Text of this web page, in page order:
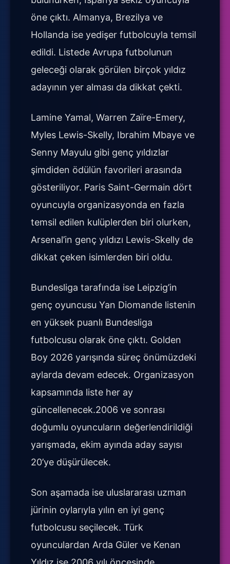
öne çıktı. Almanya, Brezilya ve
Hollanda ise yedişer futbolcuyla temsil
edildi. Listede Avrupa futbolunun
geleceği olarak görülen birçok yıldız
adayının yer alması da dikkat çekti.
Lamine Yamal, Warren Zaïre-Emery,
Myles Lewis-Skelly, Ibrahim Mbaye ve
Senny Mayulu gibi genç yıldızlar
şimdiden ödülün favorileri arasında
gösteriliyor. Paris Saint-Germain dört
oyuncuyla organizasyonda en fazla
temsil edilen kulüplerden biri olurken,
Arsenal’in genç yıldızı Lewis-Skelly de
dikkat çeken isimlerden biri oldu.
Bundesliga tarafında ise Leipzig’in
genç oyuncusu Yan Diomande listenin
en yüksek puanlı Bundesliga
futbolcusu olarak öne çıktı. Golden
Boy 2026 yarışında süreç önümüzdeki
aylarda devam edecek. Organizasyon
kapsamında liste her ay
güncellenecek.2006 ve sonrası
doğumlu oyuncuların değerlendirildiği
yarışmada, ekim ayında aday sayısı
20’ye düşürülecek.
Son aşamada ise uluslararası uzman
jürinin oylarıyla yılın en iyi genç
futbolcusu seçilecek. Türk
oyunculardan Arda Güler ve Kenan